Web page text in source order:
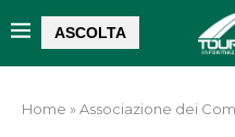
ASCOLTA
Home »Associazione dei